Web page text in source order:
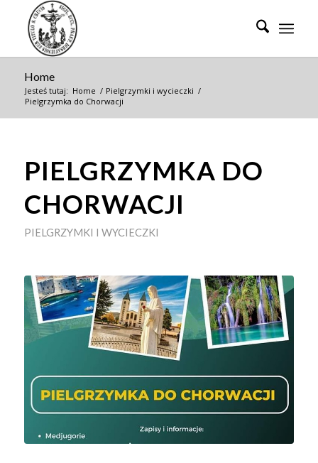
Home
Jesteś tutaj: Home / Pielgrzymki i wycieczki /
Pielgrzymka do Chorwacji
PIELGRZYMKA DO
CHORWACJI
PIELGRZYMKI I WYCIECZKI